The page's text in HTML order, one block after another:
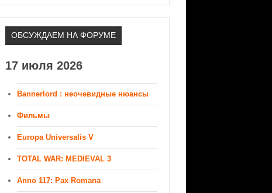
ОБСУЖДАЕМ НА ФОРУМЕ
17 июля 2026
Bannerlord : неочевидные нюансы
Фильмы
Europa Universalis V
TOTAL WAR: MEDIEVAL 3
Anno 117: Pax Romana